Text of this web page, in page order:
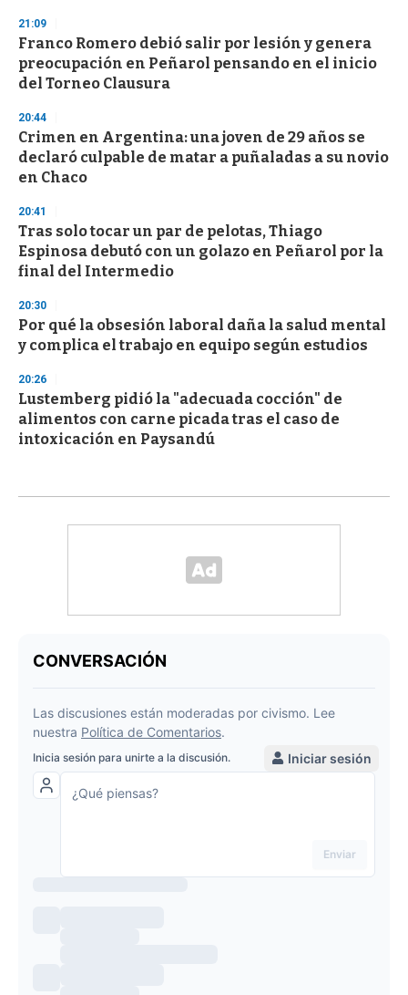
21:09
Franco Romero debió salir por lesión y genera
preocupación en Peñarol pensando en el inicio
del Torneo Clausura
20:44
Crimen en Argentina: una joven de 29 años se
declaró culpable de matar a puñaladas a su novio
en Chaco
20:41
Tras solo tocar un par de pelotas, Thiago
Espinosa debutó con un golazo en Peñarol por la
final del Intermedio
20:30
Por qué la obsesión laboral daña la salud mental
y complica el trabajo en equipo según estudios
20:26
Lustemberg pidió la "adecuada cocción" de
alimentos con carne picada tras el caso de
intoxicación en Paysandú